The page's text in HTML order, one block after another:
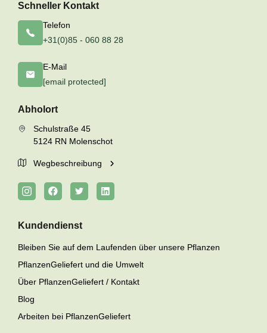
Schneller Kontakt
Telefon
+31(0)85 - 060 88 28
E-Mail
[email protected]
Abholort
Schulstraße 45
5124 RN Molenschot
Wegbeschreibung
Kundendienst
Bleiben Sie auf dem Laufenden über unsere Pflanzen
PflanzenGeliefert und die Umwelt
Über PflanzenGeliefert / Kontakt
Blog
Arbeiten bei PflanzenGeliefert